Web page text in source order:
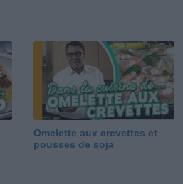
Omelette aux crevettes et
pousses de soja